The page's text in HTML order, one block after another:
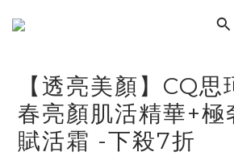
【透亮美顏】CQ思
春亮顏肌活精華+極
賦活霜 -下殺7折